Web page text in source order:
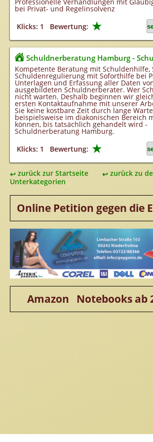
Professionelle Verhandlungen mit
bei Privat- und Regelinsolvenz
Klicks: 1
Bewertung: ★
Schuldnerberatung Hamburg -
Kompetente Beratung mit Schuldenhilfe,
Schuldenregulierung mit Soforthilfe bei
Unterlagen und Erfassung aller Daten
ausgebildeten Schuldnerberater. Wer
nicht warten. Deshalb beginnen wir
ersten Kontaktaufnahme mit unserer
Sie keine kostbare Zeit durch lange
beispielsweise im diakonischen Bereich
können, bis tatsächlich gehandelt wird -
Schuldnerberatung Hamburg.
Klicks: 1
Bewertung: ★
zurück zur Startseite
zurück zu
Unterkategorien
Online Petition gegen die
Amazon Notebooks ab